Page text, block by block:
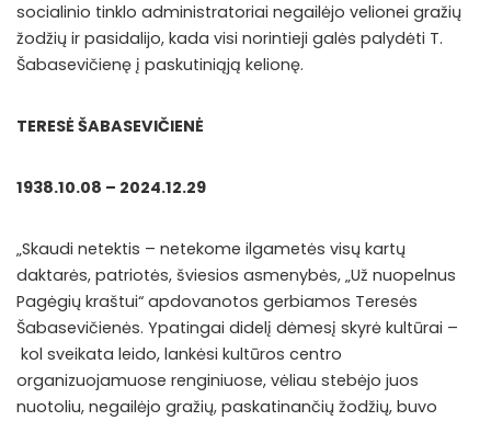
socialinio tinklo administratoriai negailėjo velionei gražių
žodžių ir pasidalijo, kada visi norintieji galės palydėti T.
Šabasevičienę į paskutiniąją kelionę.
TERESĖ ŠABASEVIČIENĖ
1938.10.08 – 2024.12.29
„Skaudi netektis – netekome ilgametės visų kartų
daktarės, patriotės, šviesios asmenybės, „Už nuopelnus
Pagėgių kraštui“ apdovanotos gerbiamos Teresės
Šabasevičienės. Ypatingai didelį dėmesį skyrė kultūrai –
kol sveikata leido, lankėsi kultūros centro
organizuojamuose renginiuose, vėliau stebėjo juos
nuotoliu, negailėjo gražių, paskatinančių žodžių, buvo